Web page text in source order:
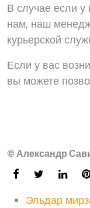
В случае если у
нам, наш
курьерской
Если у вас
вы можете
© Александр
Эльдар